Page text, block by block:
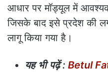
आधार पर मॉड्यूल में
जिसके बाद इसे प्रदेश की
लागू किया गया है।
यह भी पढ़ें: Betul